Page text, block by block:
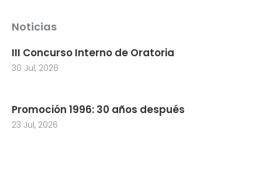
Noticias
III Concurso Interno de Oratoria
30 Jul, 2026
Promoción 1996: 30 años después
23 Jul, 2026